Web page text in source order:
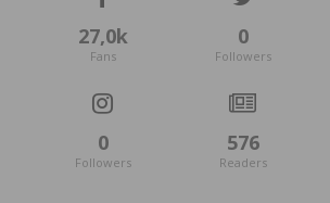
27,0k
Fans
0
Followers
0
Followers
576
Readers